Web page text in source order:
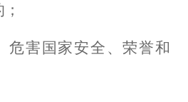
危害国家安全、荣誉和